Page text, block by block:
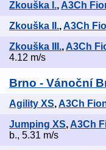
Zkouška I., A3Ch
Zkouška II.,A3Ch
Zkouška III., A3Ch
4.12 m/s
Brno - Vánoční
Agility XS,A3Ch
Jumping XS, A3Ch
b., 5.31 m/s